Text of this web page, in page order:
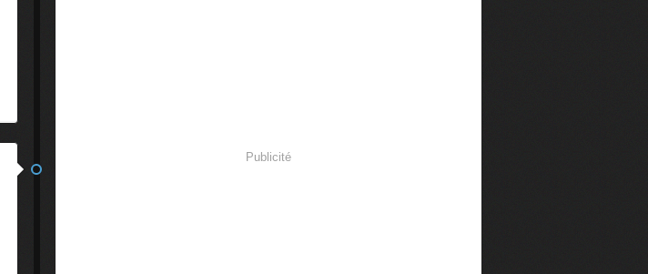
Publicité